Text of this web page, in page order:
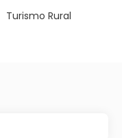
Turismo Rural